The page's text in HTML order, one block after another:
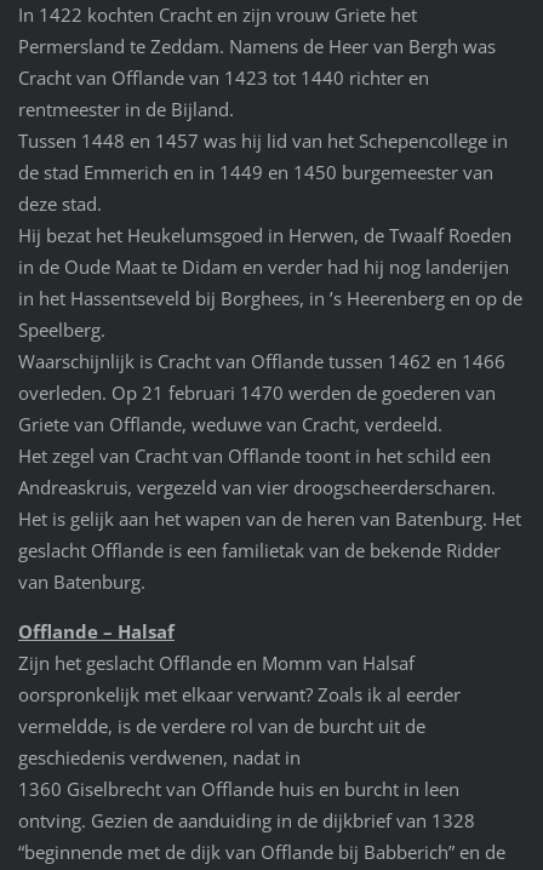
In 1422 kochten Cracht en zijn vrouw Griete het
Permersland te Zeddam. Namens de Heer van Bergh was
Cracht van Offlande van 1423 tot 1440 richter en
rentmeester in de Bijland.
Tussen 1448 en 1457 was hij lid van het Schepencollege in
de stad Emmerich en in 1449 en 1450 burgemeester van
deze stad.
Hij bezat het Heukelumsgoed in Herwen, de Twaalf Roeden
in de Oude Maat te Didam en verder had hij nog landerijen
in het Hassentseveld bij Borghees, in ’s Heerenberg en op de
Speelberg.
Waarschijnlijk is Cracht van Offlande tussen 1462 en 1466
overleden. Op 21 februari 1470 werden de goederen van
Griete van Offlande, weduwe van Cracht, verdeeld.
Het zegel van Cracht van Offlande toont in het schild een
Andreaskruis, vergezeld van vier droogscheerderscharen.
Het is gelijk aan het wapen van de heren van Batenburg. Het
geslacht Offlande is een familietak van de bekende Ridder
van Batenburg.
Offlande – Halsaf
Zijn het geslacht Offlande en Momm van Halsaf
oorspronkelijk met elkaar verwant? Zoals ik al eerder
vermeldde, is de verdere rol van de burcht uit de
geschiedenis verdwenen, nadat in
1360 Giselbrecht van Offlande huis en burcht in leen
ontving. Gezien de aanduiding in de dijkbrief van 1328
“beginnende met de dijk van Offlande bij Babberich” en de